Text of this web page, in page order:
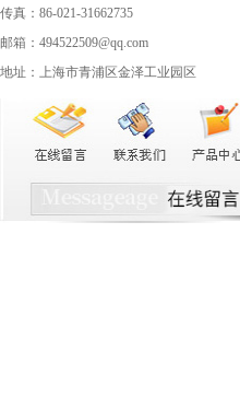
传真：86-021-31662735
邮箱：494522509@qq.com
地址：上海市青浦区金泽工业园区